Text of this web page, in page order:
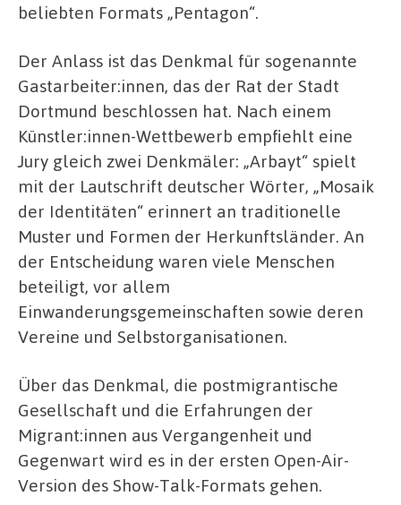
beliebten Formats „Pentagon“.
Der Anlass ist das Denkmal für sogenannte
Gastarbeiter:innen, das der Rat der Stadt
Dortmund beschlossen hat. Nach einem
Künstler:innen-Wettbewerb empfiehlt eine
Jury gleich zwei Denkmäler: „Arbayt“ spielt
mit der Lautschrift deutscher Wörter, „Mosaik
der Identitäten“ erinnert an traditionelle
Muster und Formen der Herkunftsländer. An
der Entscheidung waren viele Menschen
beteiligt, vor allem
Einwanderungsgemeinschaften sowie deren
Vereine und Selbstorganisationen.
Über das Denkmal, die postmigrantische
Gesellschaft und die Erfahrungen der
Migrant:innen aus Vergangenheit und
Gegenwart wird es in der ersten Open-Air-
Version des Show-Talk-Formats gehen.